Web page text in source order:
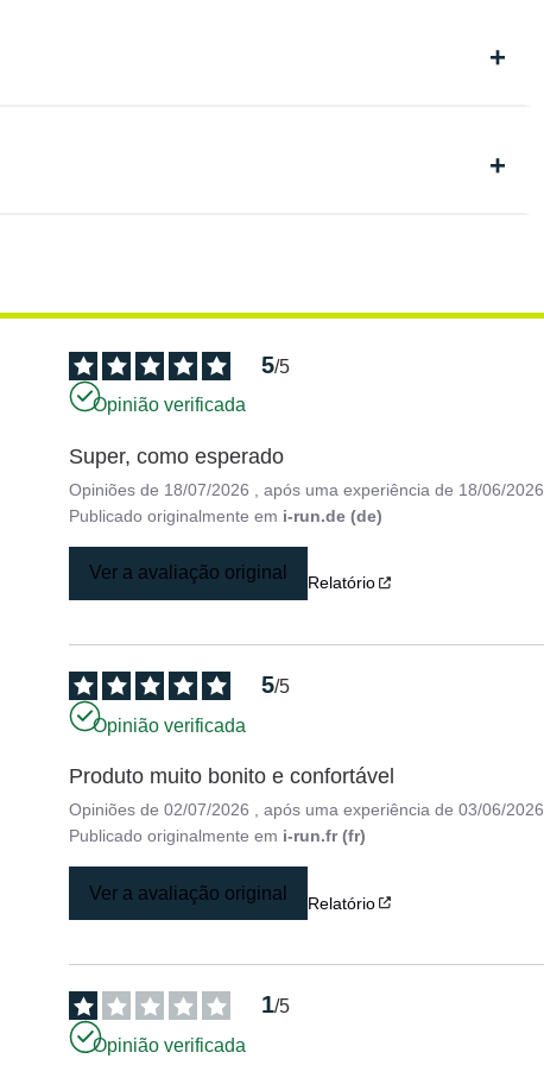
5/5
Opinião verificada
Super, como esperado
Opiniões de 18/07/2026 , após uma experiência de 18/06/2026
Publicado originalmente em i-run.de (de)
Ver a avaliação original Relatório
5/5
Opinião verificada
Produto muito bonito e confortável
Opiniões de02/07/2026 , após uma experiência de03/06/2026
Publicado originalmente em i-run.fr (fr)
Ver a avaliação original Relatório
1/5
Opinião verificada